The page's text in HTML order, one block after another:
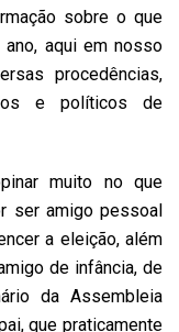
sobre o que
aqui em nosso
procedências,
e políticos de
muito no que
ser amigo pessoal
a eleição, além
de infância, de
da Assembleia
que praticamente